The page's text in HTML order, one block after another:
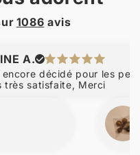
1086 avis
décidé pour les perles d
Merci